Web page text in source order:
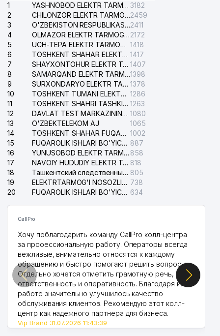
1
YASHNOBOD ELEKTR TARMOG'I NOSOZLIKLARI XIZMATI 3182
2
CHILONZOR ELEKTR TARMOG'I NOSOZLIK XIZMATI2459
3
O'ZBEKISTON RESPUBLIKASI BOSH PROKURATURASI ISHONCH TELEFONI2411
4
OLMAZOR ELEKTR TARMOG'I NOSOZLIKLARI XIZMATI2172
5
UCH-TEPA ELEKTR TARMOG'I NOSOZLIKLARI XIZMATI 1418
6
TOSHKENT SHAHAR ELEKTR TARMOQLARI KORXONASI AJ 1417
7
SHAYXONTOHUR ELEKTR TARMOG'I NOSOZLIKLARINI TUZATISH XIZMATI 1407
8
SAMARQAND ELEKTR TARMOQLARI AJ1398
9
SURXONDARYO ELEKTR TARMOQLARI AJ 1378
10
TOSHKENT TUMANI ELEKTR TARMOG'I AVARIYA XIZMATI 1286
11
TOSHKENT SHAHRI TASHKILOT TELEFONLARI HAQIDA MA'LUMOT BYUROSI 1263
12
DAVLAT TEST MARKAZINING ISHONCH TELEFONLARI 1080
13
O'ZBEKTELEKOM AJ
1065
14
TOSHKENT SHAHAR FUQAROLIK ISHLARI BO'YICHA SUDI 1002
15
FUQAROLIK ISHLARI BO'YICHA YAKKASAROY TUMANLARARO SUDI 887
16
YUNUSOBOD ELEKTR TARMOG'I NOSOZLIKLARI XIZMATI 858
17
NAVOIY HUDUDIY ELEKTR TARMOQLARI KORXONASI AJ 818
18
Ташкентский следственный изолятор 805
19
ELEKTRTARMOG'I NOSOZLIKLARINI TO'ZATISH SERGELI XIZMATI 738
20
FUQAROLIK ISHLARI BO'YICHA UCH-TEPA TUMANI SUDI 634
CallPro
Хочу поблагодарить команду CallPro колл-центра
за профессиональную работу. Операторы всегда
вежливые, внимательно относятся к каждому
обращению и быстро помогают решить вопросы.
Отдельно хочется отметить грамотную речь,
ответственность и оперативность. Благодаря их
работе значительно улучшилось качество
обслуживания клиентов. Рекомендую этот колл-
центр как надежного партнера для бизнеса.
Vip Brand 31.07.2026 11:43:39